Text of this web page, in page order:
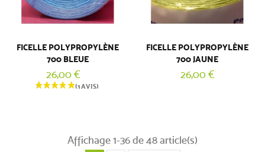
FICELLE POLYPROPYLÈNE
700 BLEUE
26,00 €
FICELLE POLYPROPYLÈNE
700 JAUNE
26,00 €
Affichage 1-36 de 48 article(s)